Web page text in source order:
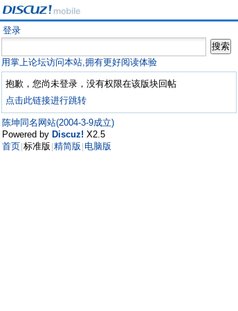
登录
用掌上论坛访问本站,拥有更好阅读体验
抱歉，您尚未登录，没有权限在该版块回帖
点击此链接进行跳转
陈坤同名网站(2004-3-9成立)
Powered by Discuz! X2.5
首页 标准版 精简版 电脑版